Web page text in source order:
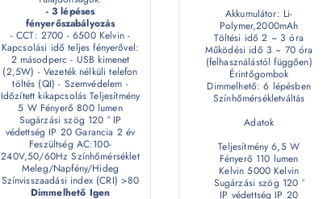
- 3 lépéses
fényerőszabályozás
- CCT: 2700 - 6500 Kelvin -
Kapcsolási idő teljes fényerővel:
2 másodperc - USB kimenet
(2,5W) - Vezeték nélküli telefon
töltés (QI) - Szemvédelem -
Időzített kikapcsolás Teljesítmény
5 W Fényerő 800 lumen
Sugárzási szög 120 ° IP
védettség IP 20 Garancia 2 év
Feszültség AC:100-
240V,50/60Hz Színhőmérséklet
Meleg/Napfény/Hideg
Színvisszaadási index (CRI) >80
Dimmelhető Igen
Akkumulátor: Li-
Polymer,2000mAh
Töltési idő 2 ~ 3 óra
Működési idő 3 ~ 70 óra
(felhasználástól függően)
Érintőgombok
Dimmelhető: 6 lépésben
Színhőmérsékletváltás
Adatok
Teljesítmény 6,5 W
Fényerő 110 lumen
Kelvin 5000 Kelvin
Sugárzási szög 120 °
IP védettség IP 20